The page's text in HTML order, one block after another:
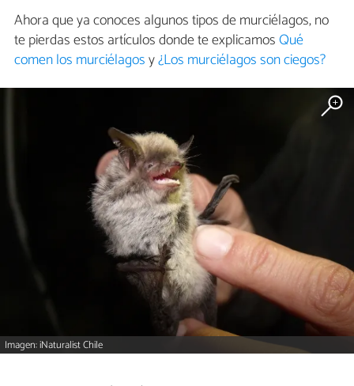
Ahora que ya conoces algunos tipos de murciélagos, no
te pierdas estos artículos donde te explicamosQué
comen los murciélagosy¿Los murciélagos son ciegos?
Imagen: iNaturalist Chile